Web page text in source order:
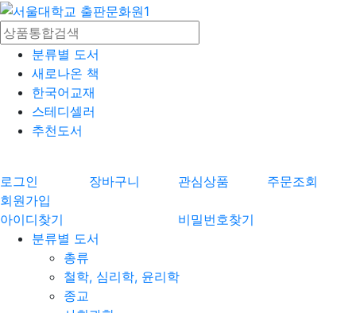
분류별 도서
새로나온 책
한국어교재
스테디셀러
추천도서
로그인 장바구니 관심상품
주문조회
회원가입
아이디찾기
비밀번호찾기
분류별 도서
총류
철학, 심리학, 윤리학
종교